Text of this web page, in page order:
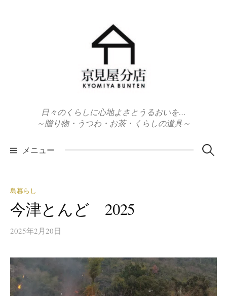
日々のくらしに心地よさとうるおいを…
～贈り物・うつわ・お茶・くらしの道具～
メニュー 検
島暮らし
今津とんど 2025
2025年2月20日